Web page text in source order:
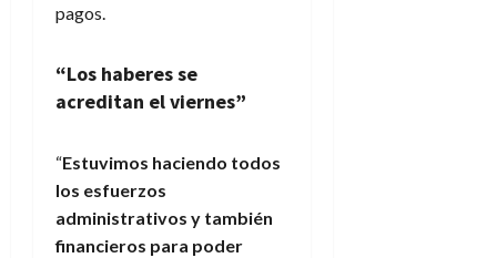
pagos.
“Los haberes se
acreditan el viernes”
“Estuvimos haciendo todos
los esfuerzos
administrativos y también
financieros para poder